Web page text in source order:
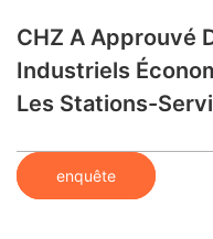
CHZ A Approuvé
Industriels
Les Stations-
enquête